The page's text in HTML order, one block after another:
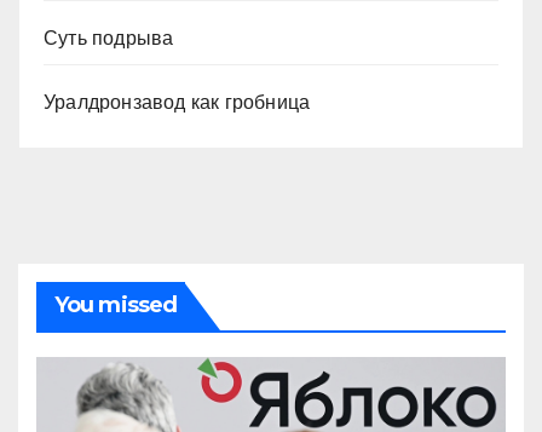
Суть подрыва
Уралдронзавод как гробница
You missed